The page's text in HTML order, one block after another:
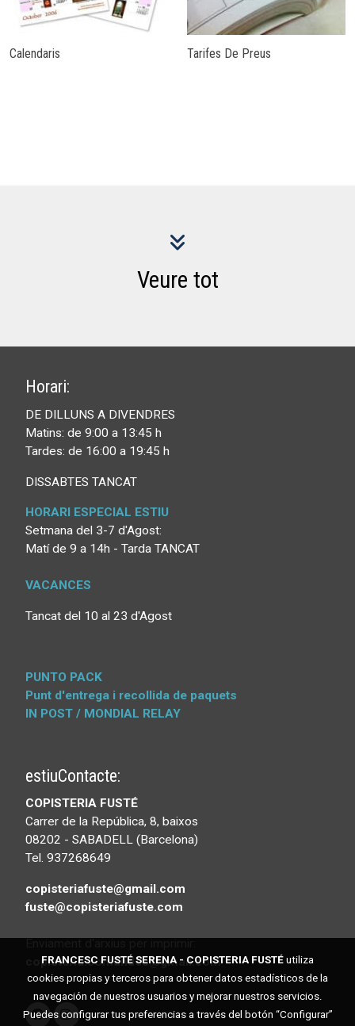
Calendaris Tarifes De Preus
Veure tot
Horari:
DE DILLUNS A DIVENDRES
Matins: de 9:00 a 13:45 h
Tardes: de 16:00 a 19:45 h
DISSABTES TANCAT
HORARI ESPECIAL ESTIU
Setmana del 3-7 d'Agost:
Matí de 9 a 14h - Tarda TANCAT
VACANCES
Tancat del 10 al 23 d'Agost
PUNTO PACK
Punt d'entrega i recollida de paquets
IN POST / MONDIAL RELAY
estiuContacte:
COPISTERIA FUSTÉ
Carrer de la República, 8, baixos
08202 - SABADELL (Barcelona)
Tel. 937268649
copisteriafuste@gmail.com
fuste@copisteriafuste.com
copisteria.comandes@gmail.com
FRANCESC FUSTÉ SERENA - COPISTERIA FUSTÉutiliza
cookies propias y terceros para obtener datos estadísticos de la
navegación de nuestros usuarios y mejorar nuestros servicios.
Puedes configurar tus preferencias a través del botón “Configurar”